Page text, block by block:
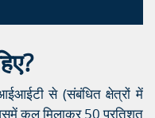
आईआईटी से (संबंधित क्षेत्रों में
कुल मिलाकर 50 प्रतिशत